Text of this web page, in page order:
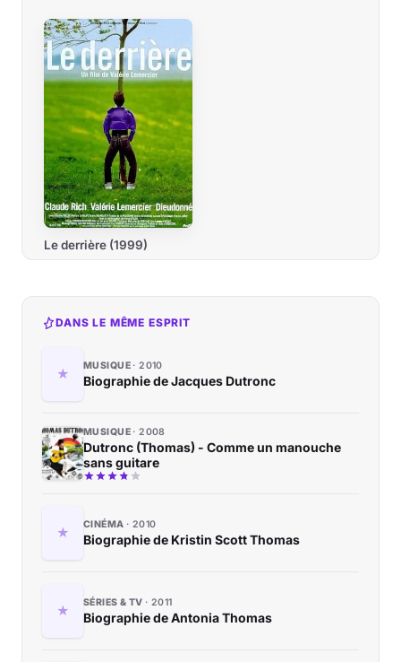
Le derrière (1999)
DANS LE MÊME ESPRIT
MUSIQUE 2010
Biographie de Jacques Dutronc
MUSIQUE 2008
Dutronc (Thomas) - Comme un manouche
sans guitare
CINÉMA 2010
Biographie de Kristin Scott Thomas
SÉRIES & TV 2011
Biographie de Antonia Thomas